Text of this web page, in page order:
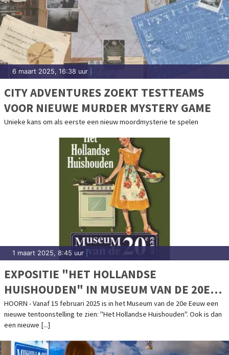
6 maart 2025, 16:38 uur
CITY ADVENTURES ZOEKT TESTTEAMS
VOOR NIEUWE MURDER MYSTERY GAME
Unieke kans om als eerste een nieuw moordmysterie te spelen
1 maart 2025, 8:45 uur
EXPOSITIE "HET HOLLANDSE
HUISHOUDEN" IN MUSEUM VAN DE 20E
EEUW
HOORN - Vanaf 15 februari 2025 is in het Museum van de 20e Eeuw een
nieuwe tentoonstelling te zien: "Het Hollandse Huishouden". Ook is dan
een nieuwe [...]